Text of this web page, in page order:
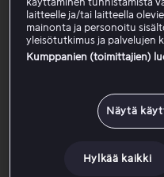
Jos sivu ei näytä
näyttää ostettavia
pakettia. Jos kumppanin
kyseinen kumppani.
ulkopuolisen kumppanin
kysymykset tulee
käyttäminen tunnistamista
laitteelle ja/tai laitteella
mainonta ja personoitu
yleisötutkimus ja palvelujen
Kumppanien (toimittajien)
Näytä
Hylkää kaikki